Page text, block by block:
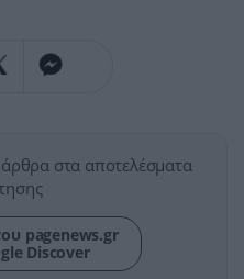
στα αποτελέσματα
pagenews.gr
Discover